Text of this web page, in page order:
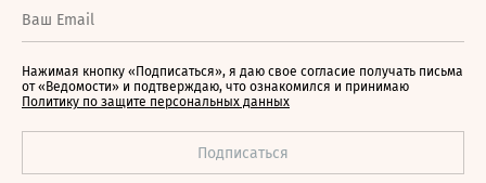
Нажимая кнопку «Подписаться», я даю свое согласие получать письма
от «Ведомости» и подтверждаю, что ознакомился и принимаю
Политику по защите персональных данных